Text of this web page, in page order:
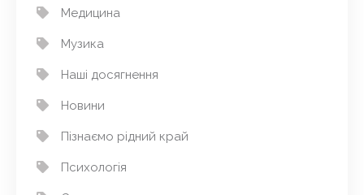
Медицина
Музика
Наші досягнення
Новини
Пізнаємо рідний край
Психологія